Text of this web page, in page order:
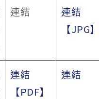
連結
連結
【JPG
連結
【PDF】
連結